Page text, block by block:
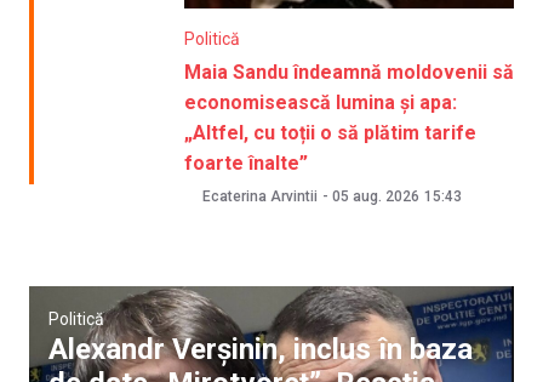
Politică
Maia Sandu îndeamnă moldovenii să
economisească lumina și apa:
„Altfel, cu toții o să plătim tarife
foarte înalte”
Ecaterina Arvintii - 05 aug. 2026 15:43
Politică
Alexandr Verșinin, inclus în baza